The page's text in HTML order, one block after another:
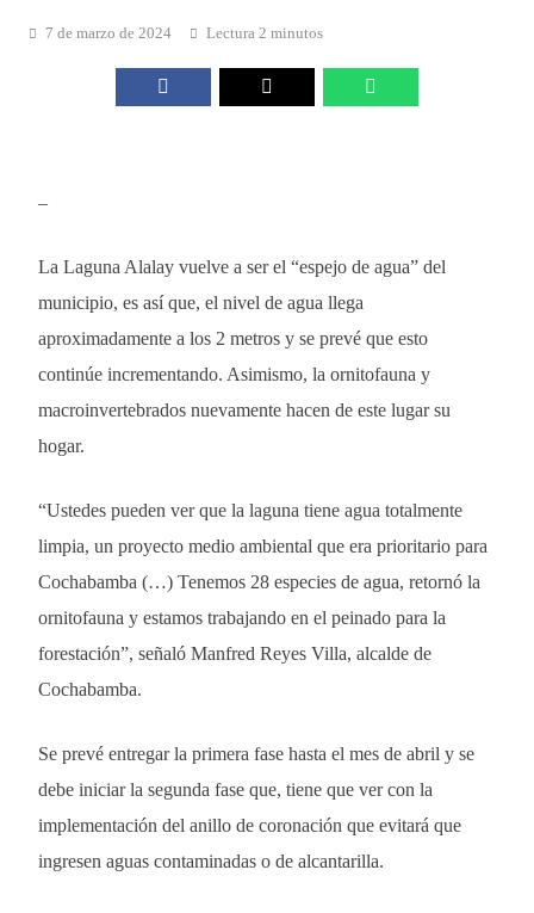
7 de marzo de 2024 Lectura 2 minutos
–
La Laguna Alalay vuelve a ser el “espejo de agua” del
municipio, es así que, el nivel de agua llega
aproximadamente a los 2 metros y se prevé que esto
continúe incrementando. Asimismo, la ornitofauna y
macroinvertebrados nuevamente hacen de este lugar su
hogar.
“Ustedes pueden ver que la laguna tiene agua totalmente
limpia, un proyecto medio ambiental que era prioritario para
Cochabamba (…) Tenemos 28 especies de agua, retornó la
ornitofauna y estamos trabajando en el peinado para la
forestación”, señaló Manfred Reyes Villa, alcalde de
Cochabamba.
Se prevé entregar la primera fase hasta el mes de abril y se
debe iniciar la segunda fase que, tiene que ver con la
implementación del anillo de coronación que evitará que
ingresen aguas contaminadas o de alcantarilla.